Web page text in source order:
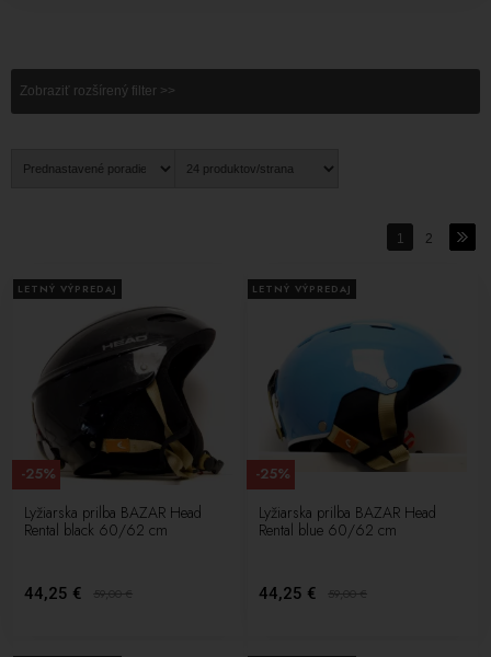
Zobraziť rozšírený filter >>
1 2
LETNÝ VÝPREDAJ
Lyžiarska prilba BAZAR Head
Rental black 60/62 cm
44,25 € 59,00€
-25%
LETNÝ VÝPREDAJ
Lyžiarska prilba BAZAR Head
Rental blue 60/62 cm
44,25 € 59,00€
-25%